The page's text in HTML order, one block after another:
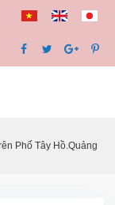
Phố Tây Hồ.Quảng